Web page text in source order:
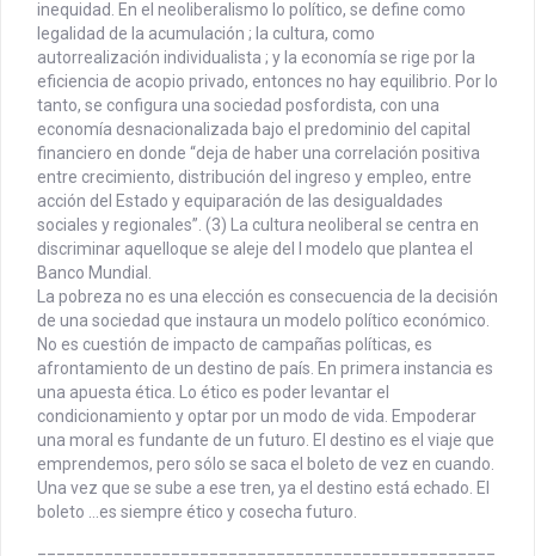
inequidad. En el neoliberalismo lo político, se define como
legalidad de la acumulación ; la cultura, como
autorrealización individualista ; y la economía se rige por la
eficiencia de acopio privado, entonces no hay equilibrio. Por lo
tanto, se configura una sociedad posfordista, con una
economía desnacionalizada bajo el predominio del capital
financiero en donde “deja de haber una correlación positiva
entre crecimiento, distribución del ingreso y empleo, entre
acción del Estado y equiparación de las desigualdades
sociales y regionales”. (3) La cultura neoliberal se centra en
discriminar aquelloque se aleje del l modelo que plantea el
Banco Mundial.
La pobreza no es una elección es consecuencia de la decisión
de una sociedad que instaura un modelo político económico.
No es cuestión de impacto de campañas políticas, es
afrontamiento de un destino de país. En primera instancia es
una apuesta ética. Lo ético es poder levantar el
condicionamiento y optar por un modo de vida. Empoderar
una moral es fundante de un futuro. El destino es el viaje que
emprendemos, pero sólo se saca el boleto de vez en cuando.
Una vez que se sube a ese tren, ya el destino está echado. El
boleto …es siempre ético y cosecha futuro.